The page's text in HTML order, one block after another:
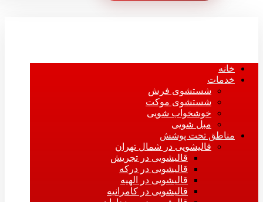
خانه
خدمات
شستشوی فرش
شستشوی موکت
خوشخواب شویی
مبل شویی
مناطق تحت پوشش
قالیشویی در شمال تهران
قالیشویی در تجریش
قالیشویی در درکه
قالیشویی در الهیه
قالیشویی در کامرانیه